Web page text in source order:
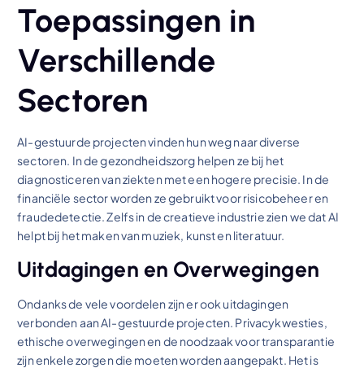
Toepassingen in
Verschillende
Sectoren
AI-gestuurde projecten vinden hun weg naar diverse
sectoren. In de gezondheidszorg helpen ze bij het
diagnosticeren van ziekten met een hogere precisie. In de
financiële sector worden ze gebruikt voor risicobeheer en
fraudedetectie. Zelfs in de creatieve industrie zien we dat AI
helpt bij het maken van muziek, kunst en literatuur.
Uitdagingen en Overwegingen
Ondanks de vele voordelen zijn er ook uitdagingen
verbonden aan AI-gestuurde projecten. Privacykwesties,
ethische overwegingen en de noodzaak voor transparantie
zijn enkele zorgen die moeten worden aangepakt. Het is